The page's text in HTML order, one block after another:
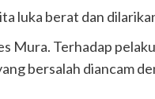
luka berat dan
Mura. Terhadap
bersalah diancam